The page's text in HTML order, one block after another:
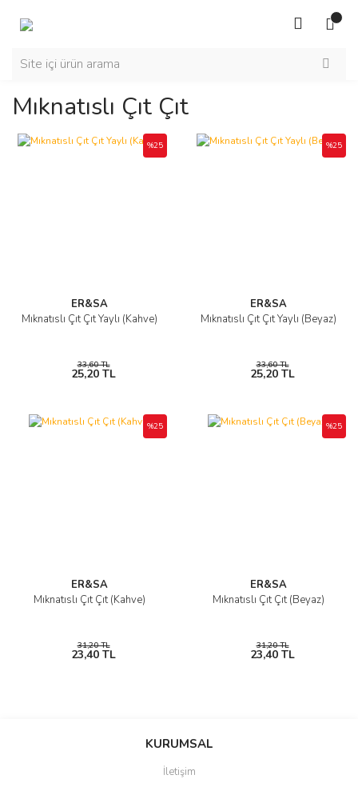
Mıknatıslı Çıt Çıt
ER&SA
Mıknatıslı Çıt Çıt Yaylı (Kahve)
%25
33,60 TL
25,20 TL
ER&SA
Mıknatıslı Çıt Çıt Yaylı (Beyaz)
%25
33,60 TL
25,20 TL
ER&SA
Mıknatıslı Çıt Çıt (Kahve)
%25
31,20 TL
23,40 TL
ER&SA
Mıknatıslı Çıt Çıt (Beyaz)
%25
31,20 TL
23,40 TL
KURUMSAL
İletişim